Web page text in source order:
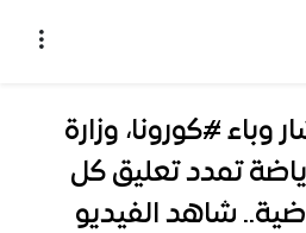
وباء #كورونا، وزارة
تمدد تعليق كل
شاهد الفيديو